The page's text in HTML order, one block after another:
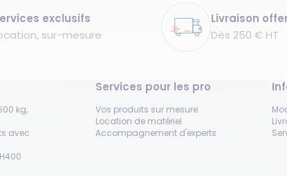
exclusifs
sur-mesure
Livraison
Dès 250 € HT
kg,
avec
Services pour les pro
Vos produits sur mesure
Location de matériel
Accompagnement d'experts